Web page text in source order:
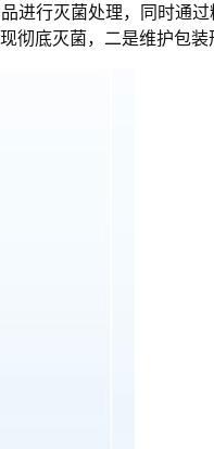
进行灭菌处理，同时通
彻底灭菌，二是维护包装